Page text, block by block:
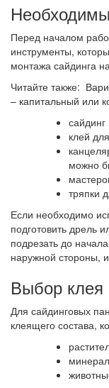
Перед началом
инструменты,
монтажа сайдинга
Читайте также:
– капитальный или
клей
можно
тряпки
Если необходимо
подготовить дрель
подрезать до
наружной стороны,
Выбор клея
Для сайдинговых
клеящего состава,